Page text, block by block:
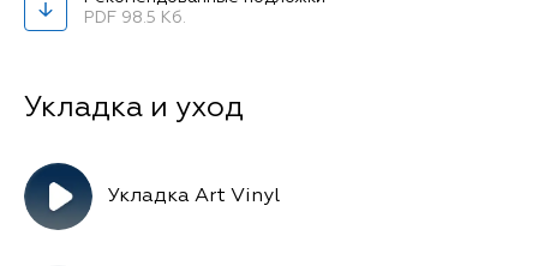
PDF 98.5 Кб.
Укладка Art Vinyl